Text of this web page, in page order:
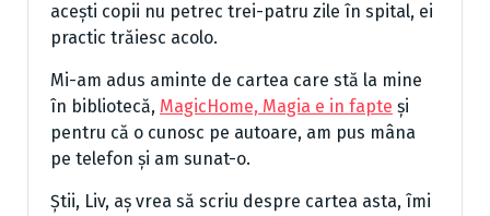
acești copii nu petrec trei-patru zile în spital, ei
practic trăiesc acolo.
Mi-am adus aminte de cartea care stă la mine
în bibliotecă, MagicHome, Magia e in fapte și
pentru că o cunosc pe autoare, am pus mâna
pe telefon și am sunat-o.
Știi, Liv, aș vrea să scriu despre cartea asta, îmi